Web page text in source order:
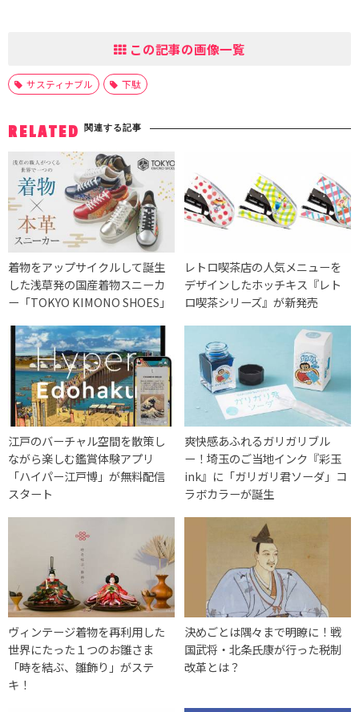
この記事の画像一覧
サスティナブル 下駄
RELATED 関連する記事
着物をアップサイクルして誕生
した浅草発の国産着物スニーカ
ー「TOKYO KIMONO SHOES」
レトロ喫茶店の人気メニューを
デザインしたホッチキス『レト
ロ喫茶シリーズ』が新発売
江戸のバーチャル空間を散策し
ながら楽しむ鑑賞体験アプリ
「ハイパー江戸博」が無料配信
スタート
爽快感あふれるガリガリブル
ー！埼玉のご当地インク『彩玉
ink』に「ガリガリ君ソーダ」コ
ラボカラーが誕生
ヴィンテージ着物を再利用した
世界にたった１つのお雛さま
「時を結ぶ、雛飾り」がステ
キ！
決めごとは隅々まで明瞭に！戦
国武将・北条氏康が行った税制
改革とは？